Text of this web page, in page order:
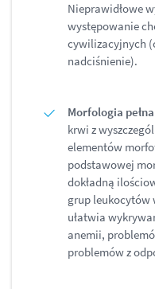
Nieprawidłowe
występowanie
cywilizacyjnych
nadciśnienie).
Morfologia
krwi z
elementów
podstawowej
dokładną
grup leukocytów
ułatwia
anemii,
problemów z